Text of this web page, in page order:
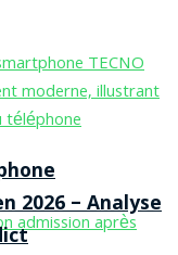
2026 – Analyse